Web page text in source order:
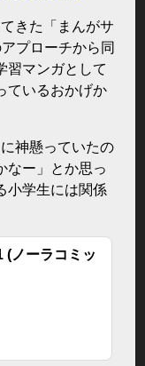
きた「まんがサ
プローチから同
習マンガとして
ているおかげか
神懸っていたの
なー」とか思っ
小学生には関係
(ノーラコミッ